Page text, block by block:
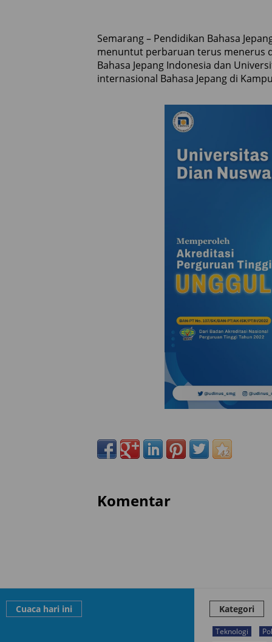
Semarang – Pendidikan Bahasa
menuntut perbaruan terus menerus
Bahasa Jepang Indonesia dan
internasional Bahasa Jepang di
Komentar
Cuaca hari ini Kategori
Teknologi